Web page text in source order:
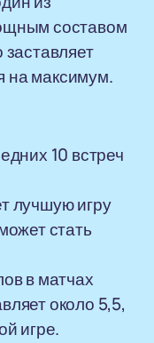
составом
на максимум.
10 встреч
лучшую игру
стать
в матчах
около 5,5,
игре.